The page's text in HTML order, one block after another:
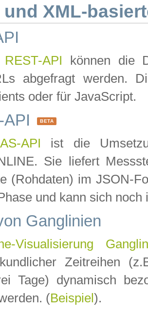
und XML-
REST-API können die
abgefragt werden.
oder für JavaScript.
BETA
API ist die
Sie liefert
(Rohdaten) im JSON-
und kann sich noch
Ganglinien
Visualisierung
Zeitreihen
Tage) dynamisch
(Beispiel ).